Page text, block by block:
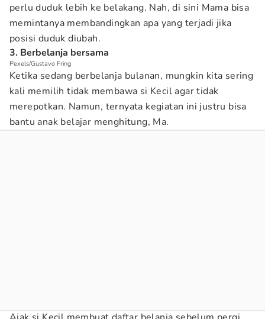
perlu duduk lebih ke belakang. Nah, di sini Mama bisa
memintanya membandingkan apa yang terjadi jika
posisi duduk diubah.
3. Berbelanja bersama
Pexels/Gustavo Fring
Ketika sedang berbelanja bulanan, mungkin kita sering
kali memilih tidak membawa si Kecil agar tidak
merepotkan. Namun, ternyata kegiatan ini justru bisa
bantu anak belajar menghitung, Ma.